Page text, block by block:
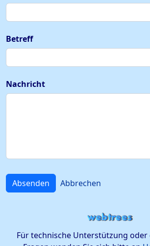
Betreff
Nachricht
Absenden Abbrechen
Für technische Unterstützung oder